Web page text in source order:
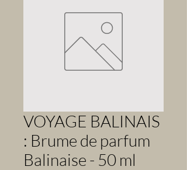
VOYAGE BALINAIS
: Brume de parfum
Balinaise - 50 ml